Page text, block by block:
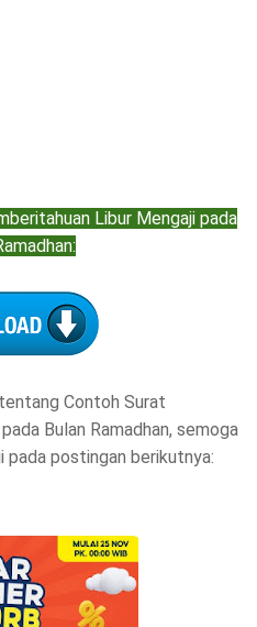
Libur Mengaji pada
Contoh Surat
Bulan Ramadhan, semoga
pada postingan berikutnya: